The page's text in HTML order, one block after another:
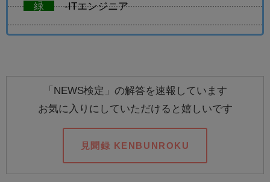
緑
-ITエンジニア
「NEWS検定」の解答を速報しています
お気に入りにしていただけると嬉しいです
見聞録 KENBUNROKU